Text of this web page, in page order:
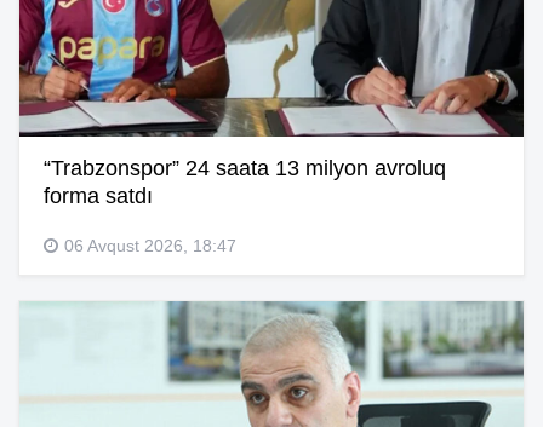
“Trabzonspor” 24 saata 13 milyon avroluq
forma satdı
06 Avqust 2026, 18:47